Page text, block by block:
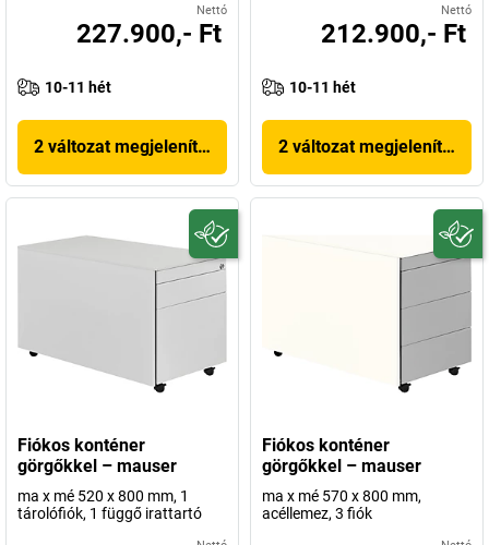
Nettó
227.900,- Ft
10-11 hét
2 változat megjelenítése
Nettó
212.900,- Ft
10-11 hét
2 változat megjelenítése
Fiókos konténer
görgőkkel – mauser
ma x mé 520 x 800 mm, 1
tárolófiók, 1 függő irattartó
Fiókos konténer
görgőkkel – mauser
ma x mé 570 x 800 mm,
acéllemez, 3 fiók